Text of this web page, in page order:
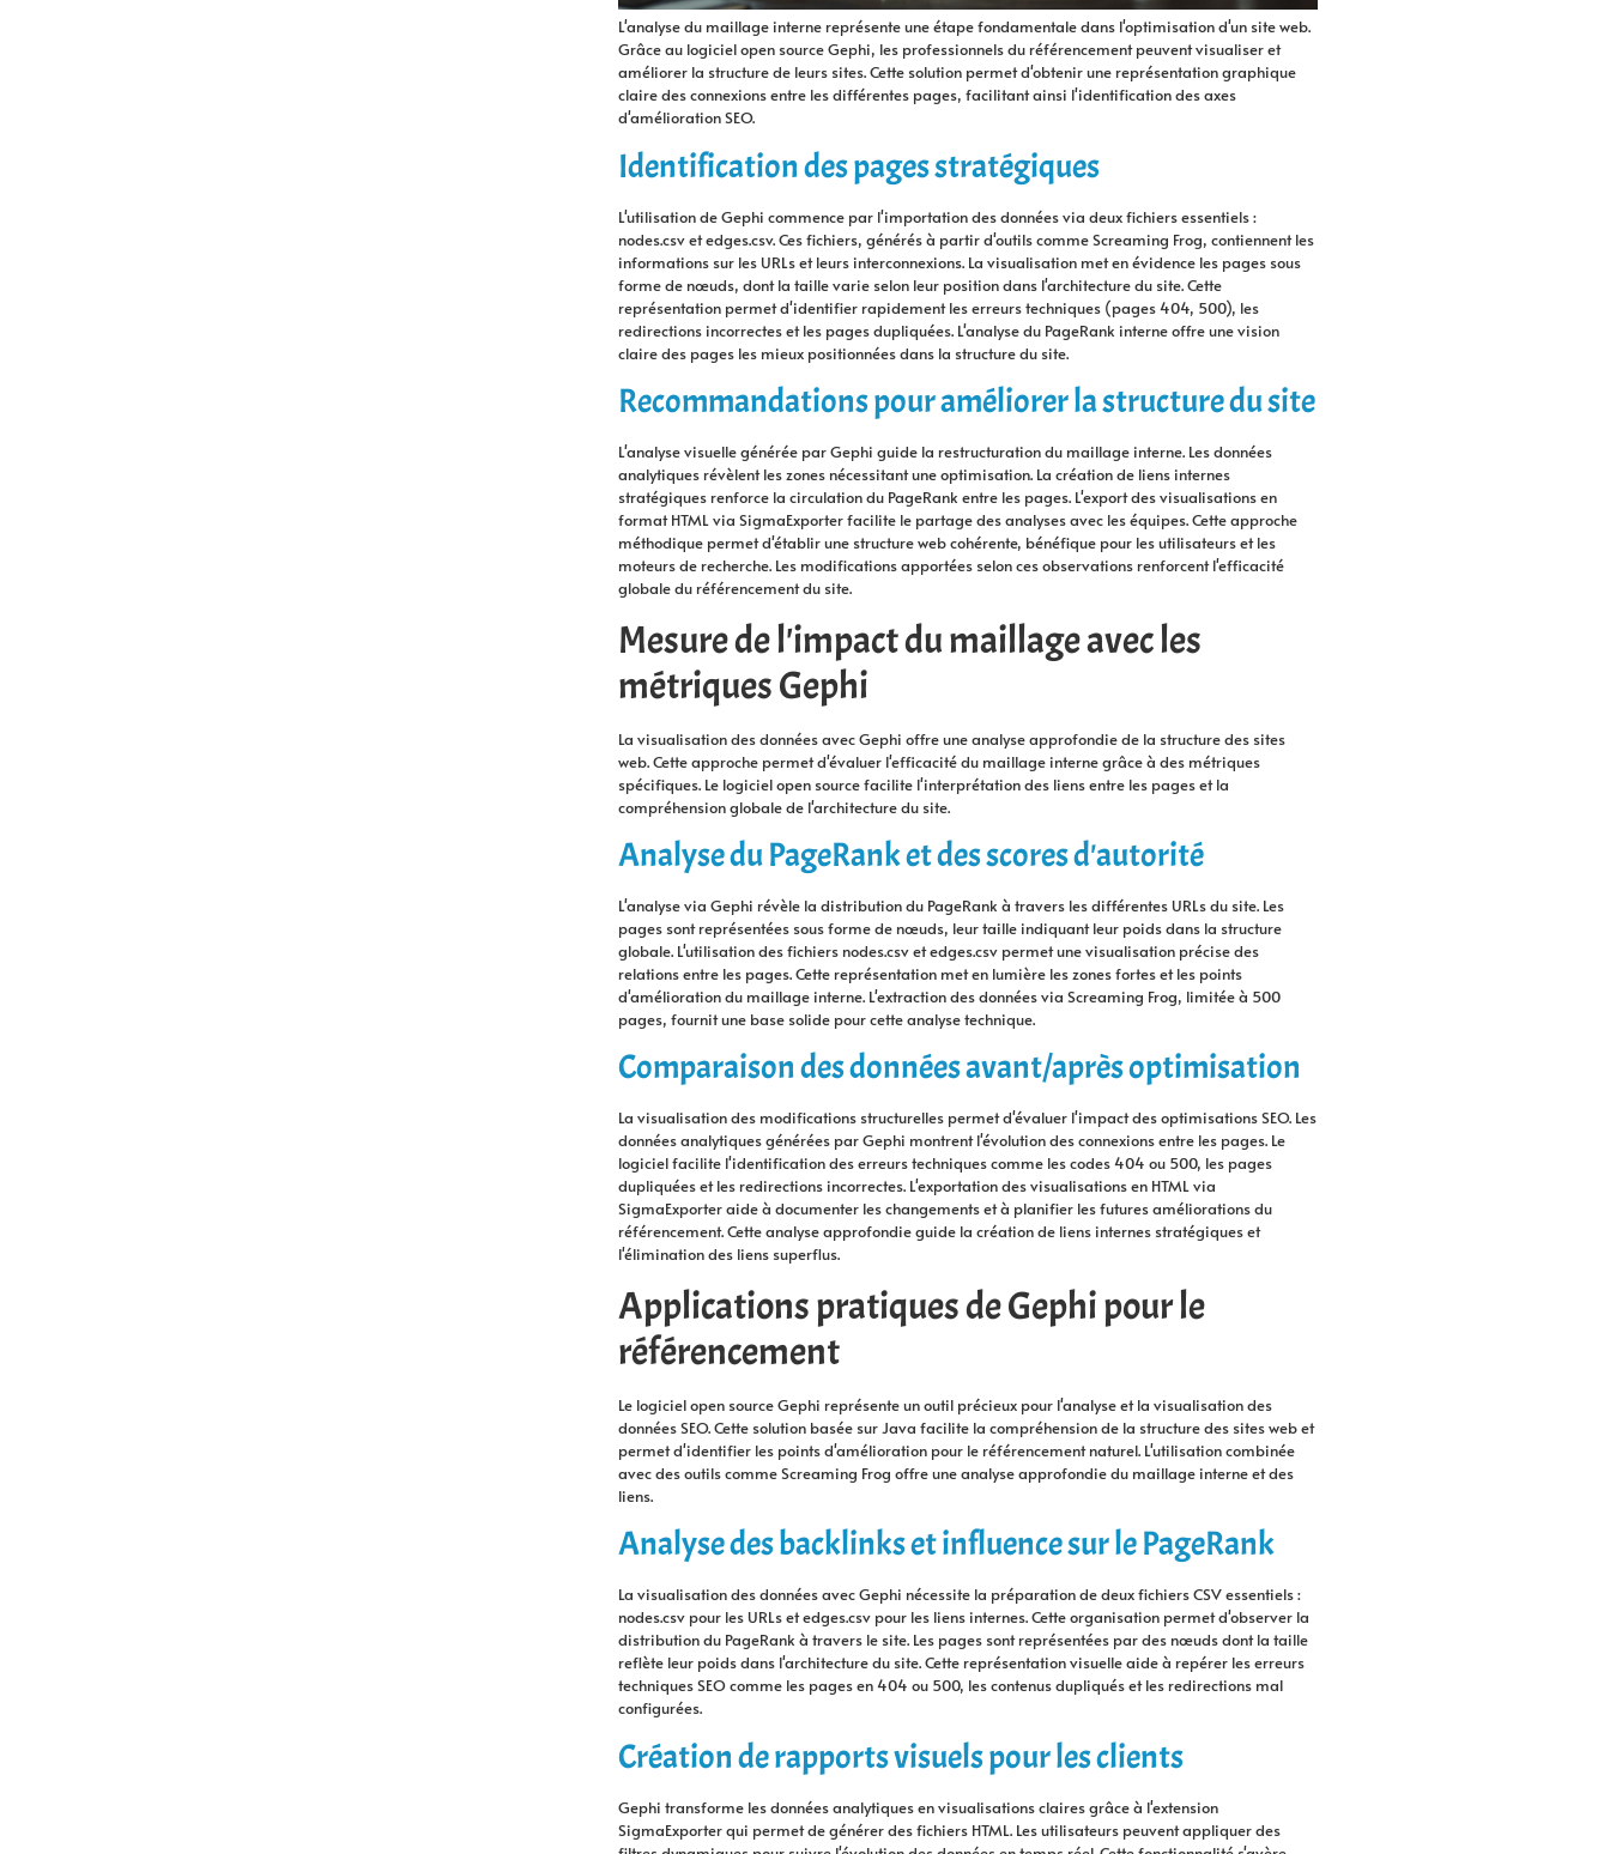
L'analyse du maillage interne représente une étape fondamentale dans l'optimisation d'un site web.
Grâce au logiciel open source Gephi, les professionnels du référencement peuvent visualiser et
améliorer la structure de leurs sites. Cette solution permet d'obtenir une représentation graphique
claire des connexions entre les différentes pages, facilitant ainsi l'identification des axes
d'amélioration SEO.
Identification des pages stratégiques
L'utilisation de Gephi commence par l'importation des données via deux fichiers essentiels :
nodes.csv et edges.csv. Ces fichiers, générés à partir d'outils comme Screaming Frog, contiennent les
informations sur les URLs et leurs interconnexions. La visualisation met en évidence les pages sous
forme de nœuds, dont la taille varie selon leur position dans l'architecture du site. Cette
représentation permet d'identifier rapidement les erreurs techniques (pages 404, 500), les
redirections incorrectes et les pages dupliquées. L'analyse du PageRank interne offre une vision
claire des pages les mieux positionnées dans la structure du site.
Recommandations pour améliorer la structure du site
L'analyse visuelle générée par Gephi guide la restructuration du maillage interne. Les données
analytiques révèlent les zones nécessitant une optimisation. La création de liens internes
stratégiques renforce la circulation du PageRank entre les pages. L'export des visualisations en
format HTML via SigmaExporter facilite le partage des analyses avec les équipes. Cette approche
méthodique permet d'établir une structure web cohérente, bénéfique pour les utilisateurs et les
moteurs de recherche. Les modifications apportées selon ces observations renforcent l'efficacité
globale du référencement du site.
Mesure de l'impact du maillage avec les
métriques Gephi
La visualisation des données avec Gephi offre une analyse approfondie de la structure des sites
web. Cette approche permet d'évaluer l'efficacité du maillage interne grâce à des métriques
spécifiques. Le logiciel open source facilite l'interprétation des liens entre les pages et la
compréhension globale de l'architecture du site.
Analyse du PageRank et des scores d'autorité
L'analyse via Gephi révèle la distribution du PageRank à travers les différentes URLs du site. Les
pages sont représentées sous forme de nœuds, leur taille indiquant leur poids dans la structure
globale. L'utilisation des fichiers nodes.csv et edges.csv permet une visualisation précise des
relations entre les pages. Cette représentation met en lumière les zones fortes et les points
d'amélioration du maillage interne. L'extraction des données via Screaming Frog, limitée à 500
pages, fournit une base solide pour cette analyse technique.
Comparaison des données avant/après optimisation
La visualisation des modifications structurelles permet d'évaluer l'impact des optimisations SEO. Les
données analytiques générées par Gephi montrent l'évolution des connexions entre les pages. Le
logiciel facilite l'identification des erreurs techniques comme les codes 404 ou 500, les pages
dupliquées et les redirections incorrectes. L'exportation des visualisations en HTML via
SigmaExporter aide à documenter les changements et à planifier les futures améliorations du
référencement. Cette analyse approfondie guide la création de liens internes stratégiques et
l'élimination des liens superflus.
Applications pratiques de Gephi pour le
référencement
Le logiciel open source Gephi représente un outil précieux pour l'analyse et la visualisation des
données SEO. Cette solution basée sur Java facilite la compréhension de la structure des sites web et
permet d'identifier les points d'amélioration pour le référencement naturel. L'utilisation combinée
avec des outils comme Screaming Frog offre une analyse approfondie du maillage interne et des
liens.
Analyse des backlinks et influence sur le PageRank
La visualisation des données avec Gephi nécessite la préparation de deux fichiers CSV essentiels :
nodes.csv pour les URLs et edges.csv pour les liens internes. Cette organisation permet d'observer la
distribution du PageRank à travers le site. Les pages sont représentées par des nœuds dont la taille
reflète leur poids dans l'architecture du site. Cette représentation visuelle aide à repérer les erreurs
techniques SEO comme les pages en 404 ou 500, les contenus dupliqués et les redirections mal
configurées.
Création de rapports visuels pour les clients
Gephi transforme les données analytiques en visualisations claires grâce à l'extension
SigmaExporter qui permet de générer des fichiers HTML. Les utilisateurs peuvent appliquer des